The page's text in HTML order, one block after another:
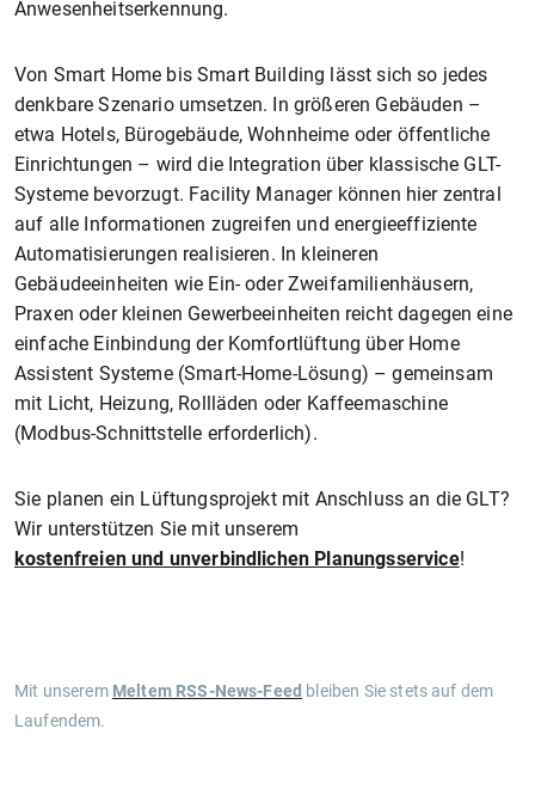
Anwesenheitserkennung.
Von Smart Home bis Smart Building lässt sich so jedes
denkbare Szenario umsetzen. In größeren Gebäuden –
etwa Hotels, Bürogebäude, Wohnheime oder öffentliche
Einrichtungen – wird die Integration über klassische GLT-
Systeme bevorzugt. Facility Manager können hier zentral
auf alle Informationen zugreifen und energieeffiziente
Automatisierungen realisieren. In kleineren
Gebäudeeinheiten wie Ein- oder Zweifamilienhäusern,
Praxen oder kleinen Gewerbeeinheiten reicht dagegen eine
einfache Einbindung der Komfortlüftung über Home
Assistent Systeme (Smart-Home-Lösung) – gemeinsam
mit Licht, Heizung, Rollläden oder Kaffeemaschine
(Modbus-Schnittstelle erforderlich).
Sie planen ein Lüftungsprojekt mit Anschluss an die GLT?
Wir unterstützen Sie mit unserem
kostenfreien und unverbindlichen Planungsservice!
Mit unserem Meltem RSS-News-Feed bleiben Sie stets auf dem
Laufendem.